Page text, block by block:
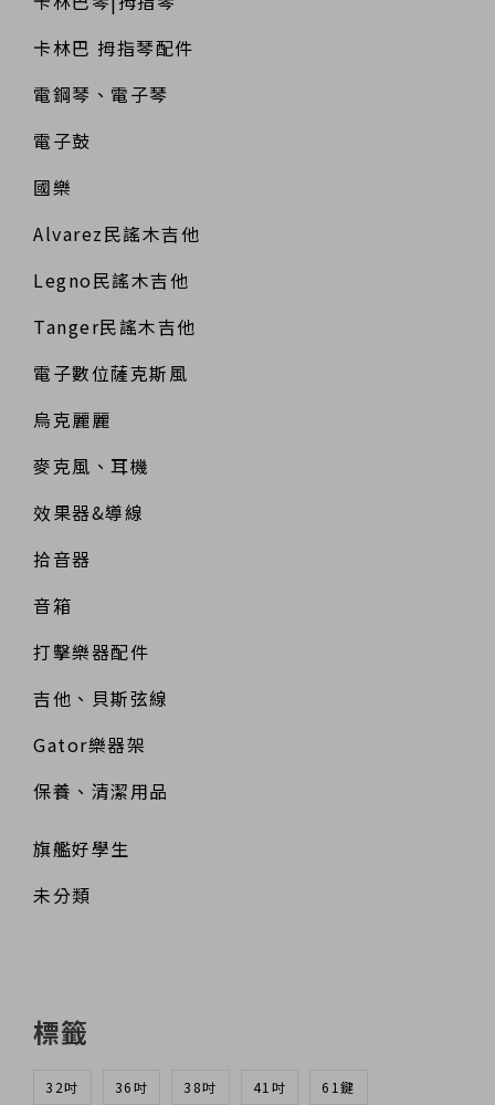
卡林巴 拇指琴配件
電鋼琴、電子琴
電子鼓
國樂
Alvarez民謠木吉他
Legno民謠木吉他
Tanger民謠木吉他
電子數位薩克斯風
烏克麗麗
麥克風、耳機
效果器&導線
拾音器
音箱
打擊樂器配件
吉他、貝斯弦線
Gator樂器架
保養、清潔用品
旗艦好學生
未分類
標籤
32吋 36吋 38吋 41吋 61鍵